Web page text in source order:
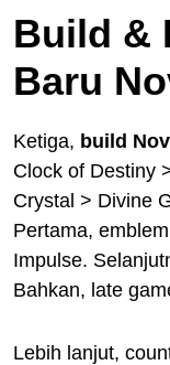
Build &
Baru
Ketiga, build
Clock of Destiny
Crystal > Divine
Pertama,
Impulse.
Bahkan, late
Lebih lanjut,